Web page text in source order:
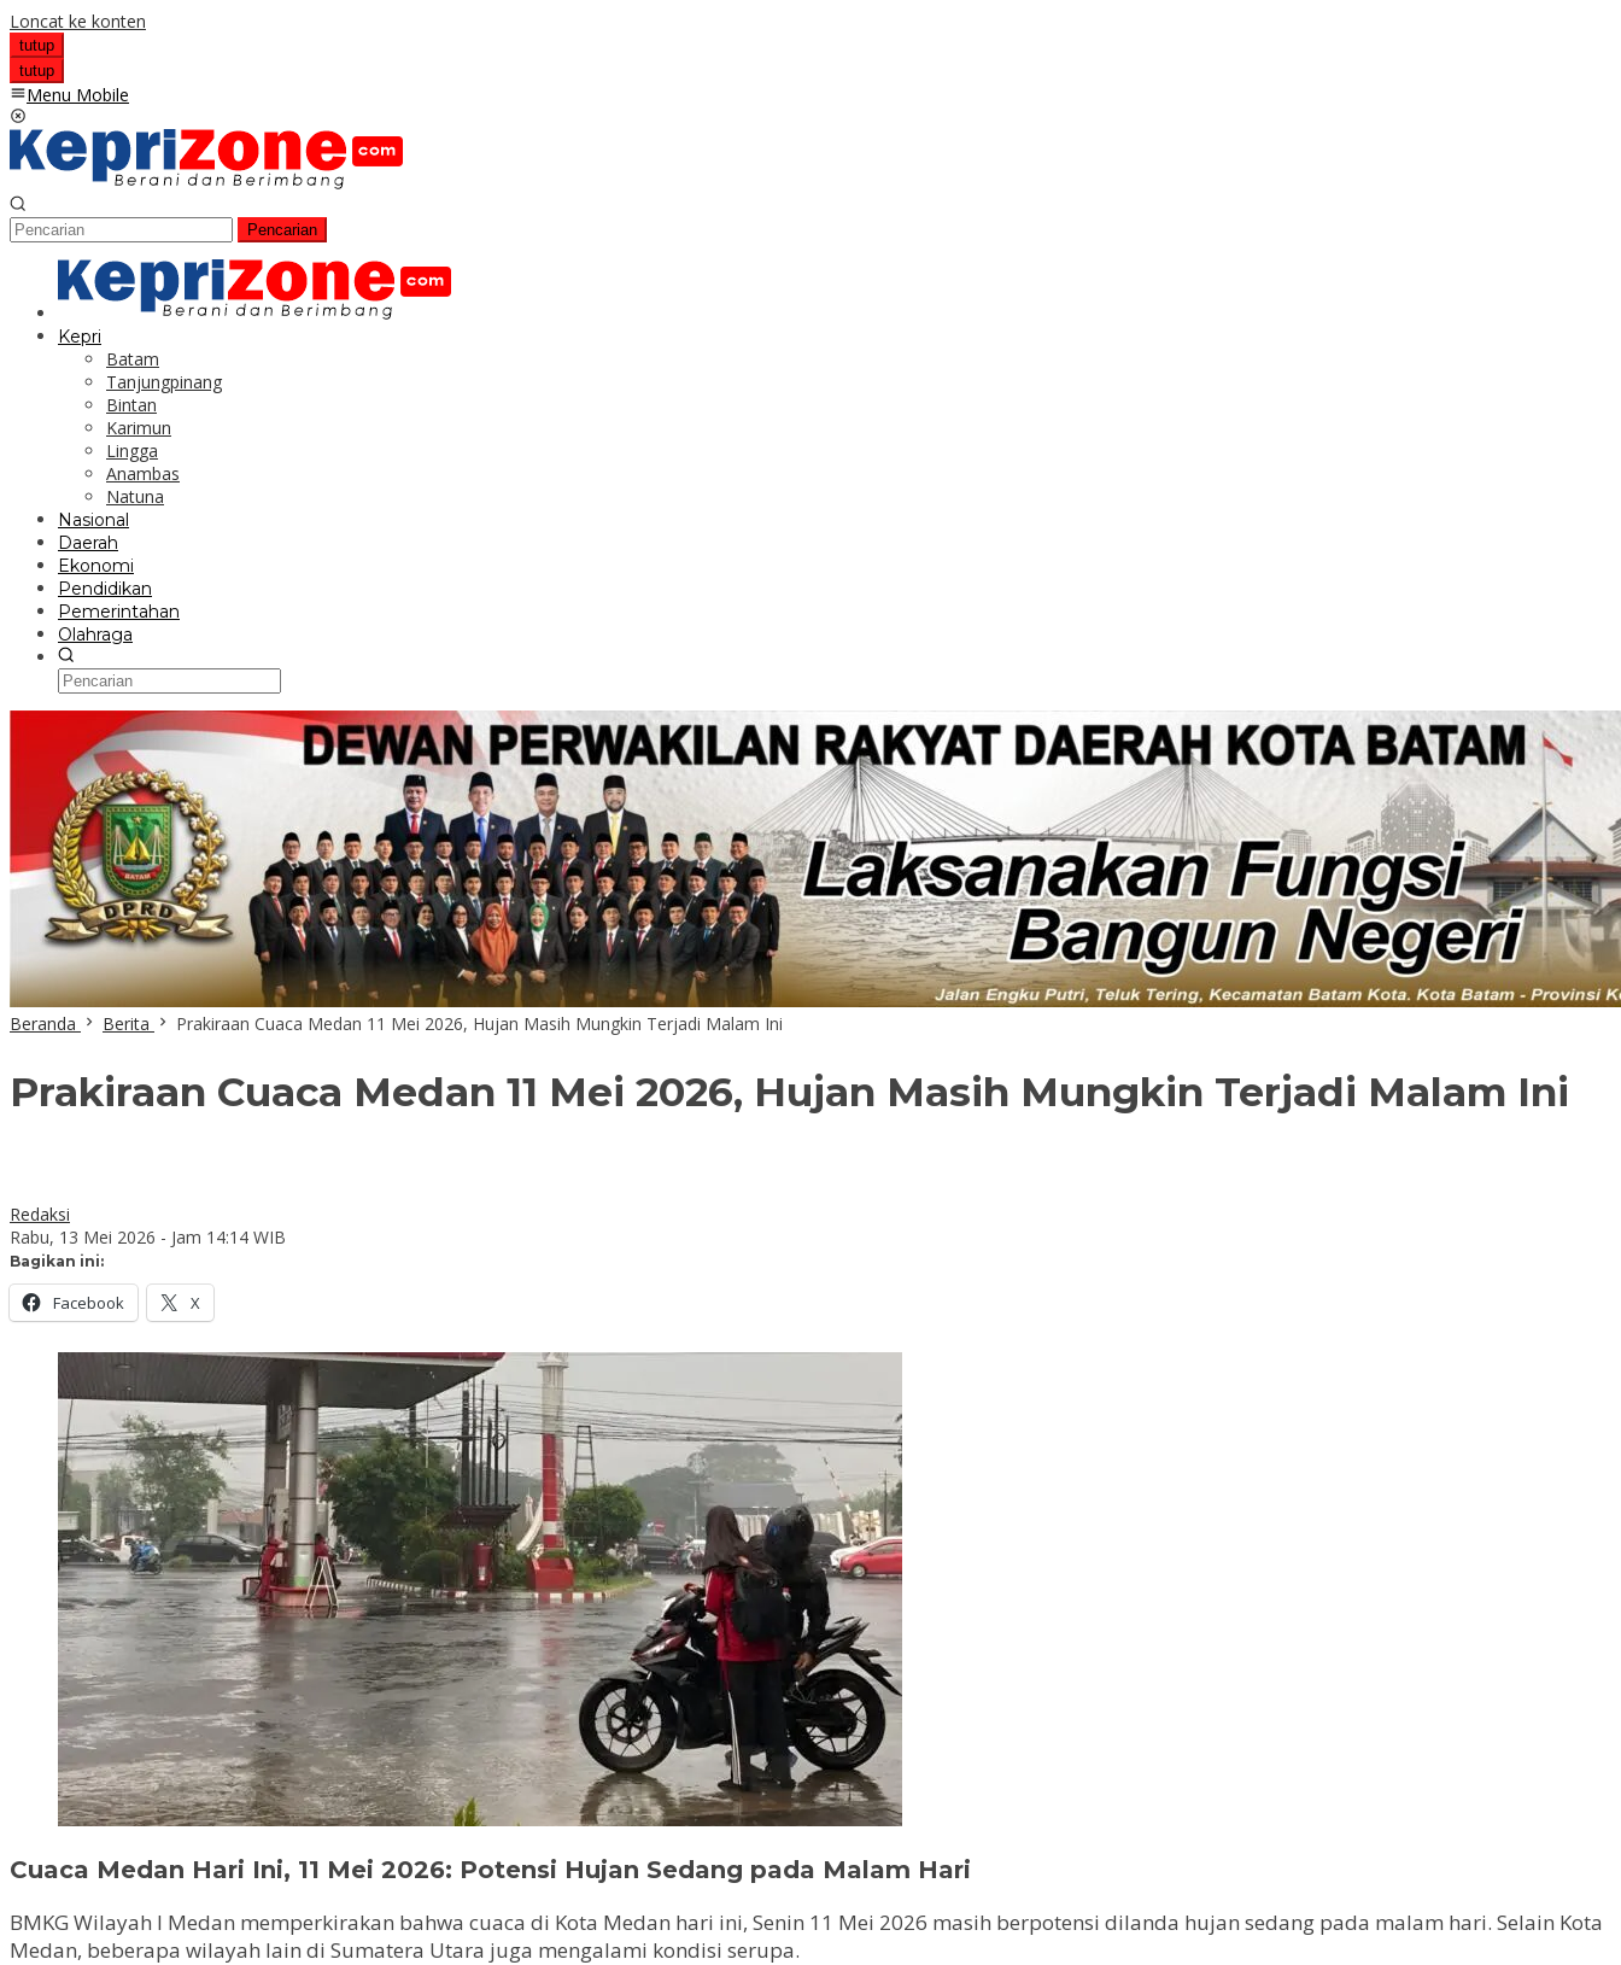
Loncat ke konten
tutup
tutup
Menu Mobile
Pencarian
Kepri
Batam
Tanjungpinang
Bintan
Karimun
Lingga
Anambas
Natuna
Nasional
Daerah
Ekonomi
Pendidikan
Pemerintahan
Olahraga
Beranda Berita Prakiraan Cuaca Medan 11 Mei 2026, Hujan Masih Mungkin Terjadi Malam Ini
Prakiraan Cuaca Medan 11 Mei 2026, Hujan Masih Mungkin Terjadi Malam Ini
Redaksi
Rabu, 13 Mei 2026 - Jam 14:14 WIB
Bagikan ini:
Facebook X
Cuaca Medan Hari Ini, 11 Mei 2026: Potensi Hujan Sedang pada Malam Hari
BMKG Wilayah I Medan memperkirakan bahwa cuaca di Kota Medan hari ini, Senin 11 Mei 2026 masih berpotensi dilanda hujan sedang pada malam hari. Selain Kota
Medan, beberapa wilayah lain di Sumatera Utara juga mengalami kondisi serupa.